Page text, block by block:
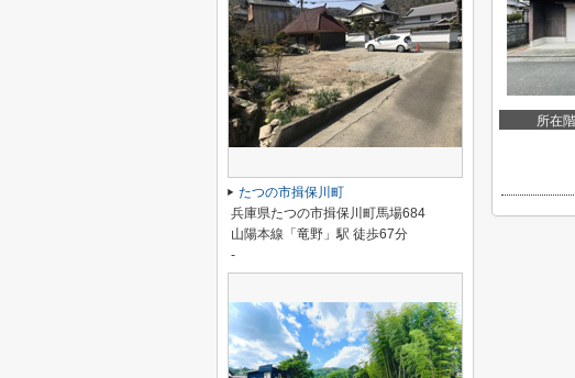
所在階
たつの市揖保川町
兵庫県たつの市揖保川町馬場684
山陽本線「竜野」駅 徒歩67分
-